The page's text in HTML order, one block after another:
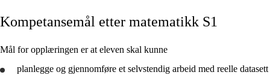
Kjerneelementer
Tverrfaglige temaer
Grunnleggende ferdigheter
Kompetansemål etter matematikk S1
Mål for opplæringen er at eleven skal kunne
planlegge og gjennomføre et selvstendig arbeid med reelle datasett